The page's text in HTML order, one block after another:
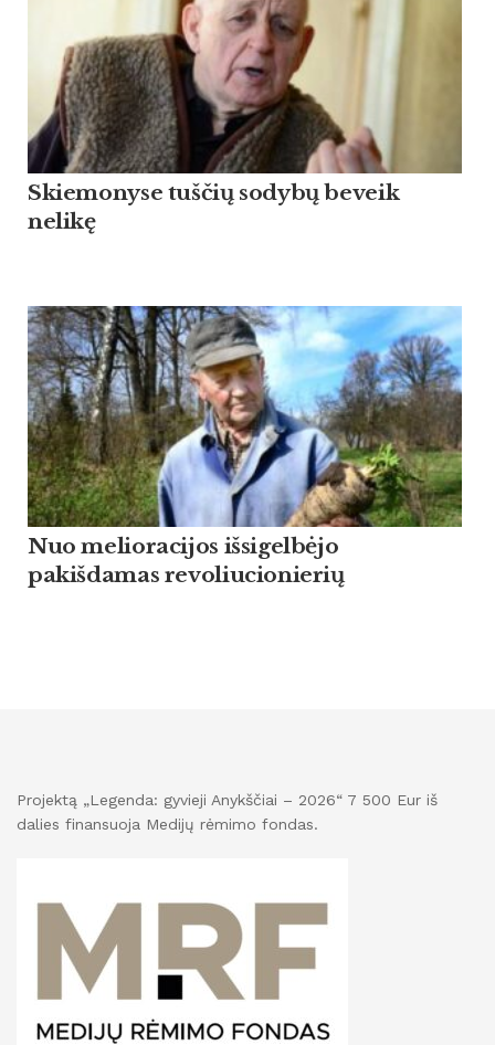
Skiemonyse tuščių sodybų beveik
nelikę
Nuo melioracijos išsigelbėjo
pakišdamas revoliucionierių
Projektą „Legenda: gyvieji Anykščiai – 2026“ 7 500 Eur iš
dalies finansuoja Medijų rėmimo fondas.